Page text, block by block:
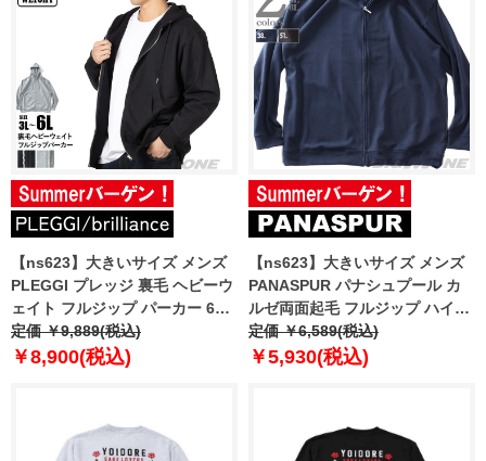
【ns623】大きいサイズ メンズ
PLEGGI プレッジ 裏毛 ヘビーウ
ェイト フルジップ パーカー 65-
78589-2 【t2503】
定価 ￥9,889(税込)
￥8,900(税込)
【ns623】大きいサイズ メンズ
PANASPUR パナシュプール カ
ルゼ両面起毛 フルジップ ハイネ
ック トレーナー 5401-606z
定価 ￥6,589(税込)
￥5,930(税込)